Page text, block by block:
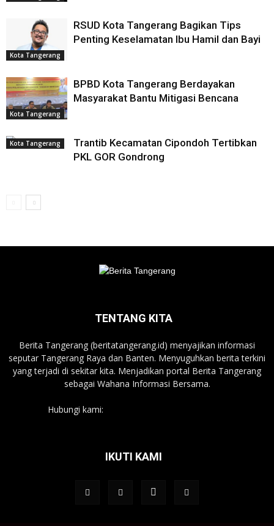
Kota Tangerang
RSUD Kota Tangerang Bagikan Tips
Penting Keselamatan Ibu Hamil dan Bayi
Kota Tangerang
BPBD Kota Tangerang Berdayakan
Masyarakat Bantu Mitigasi Bencana
Kota Tangerang
Trantib Kecamatan Cipondoh Tertibkan
PKL GOR Gondrong
TENTANG KITA
Berita Tangerang (beritatangerang.id) menyajikan informasi
seputar Tangerang Raya dan Banten. Menyuguhkan berita terkini
yang terjadi di sekitar kita. Menjadikan portal Berita Tangerang
sebagai Wahana Informasi Bersama.
Hubungi kami:
IKUTI KAMI